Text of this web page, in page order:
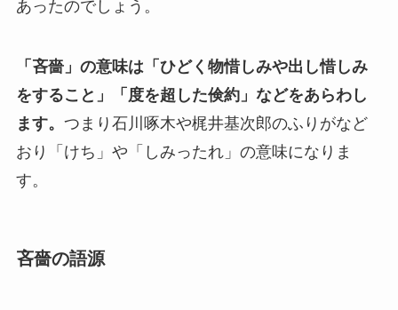
あったのでしょう。
「吝嗇」の意味は「ひどく物惜しみや出し惜しみ
をすること」「度を超した倹約」などをあらわし
ます。 つまり石川啄木や梶井基次郎のふりがなど
おり「けち」や「しみったれ」の意味になりま
す。
吝嗇の語源